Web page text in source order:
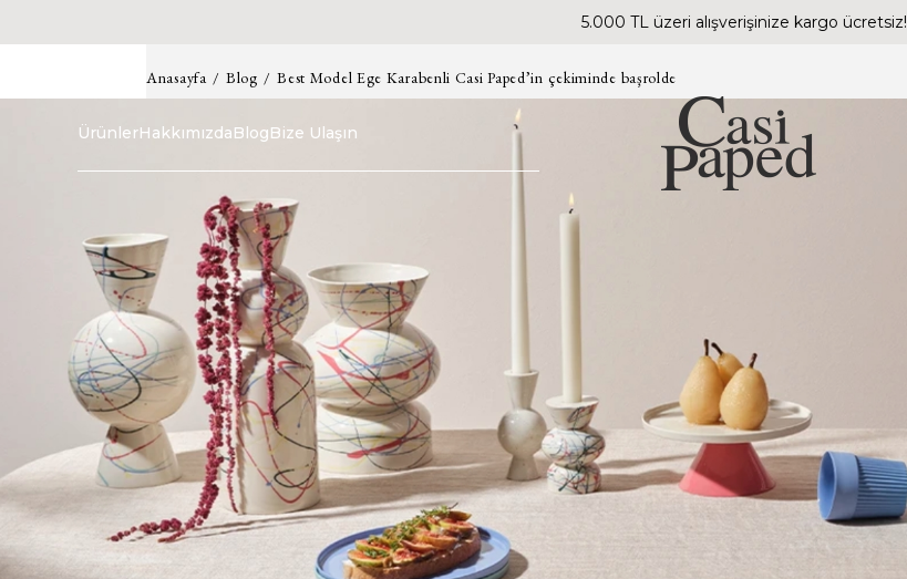
5.000 TL üzeri alışverişinize kargo ücretsiz!
ÜrünlerHakkımızdaBlogBize Ulaşın
Anasayfa Blog Best Model Ege Karabenli Casi Paped’in çekiminde başrolde